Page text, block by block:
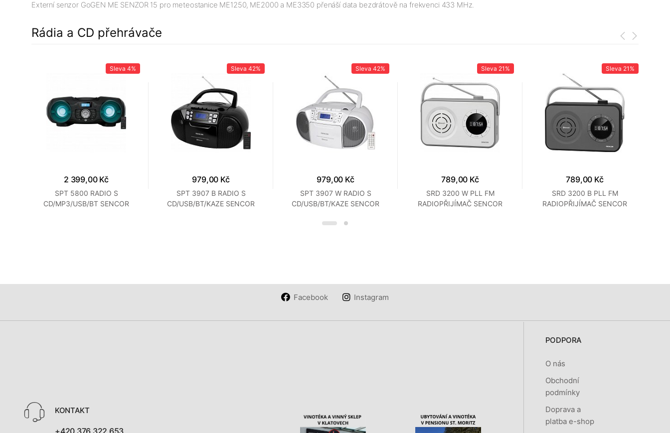
Externí senzor GoGEN ME SENZOR 15 pro meteostanice ME1250, ME2000 a ME3350 přenáší data bezdrátově na frekvenci 433 MHz.
Rádia a CD přehrávače
Sleva 4%
2 399,00 Kč
SPT 5800 RADIO S
CD/MP3/USB/BT SENCOR
Sleva 42%
979,00 Kč
SPT 3907 B RADIO S
CD/USB/BT/KAZE SENCOR
Sleva 42%
979,00 Kč
SPT 3907 W RADIO S
CD/USB/BT/KAZE SENCOR
Sleva 21%
789,00 Kč
SRD 3200 W PLL FM
RADIOPŘIJÍMAČ SENCOR
Sleva 21%
789,00 Kč
SRD 3200 B PLL FM
RADIOPŘIJÍMAČ SENCOR
Facebook Instagram
KONTAKT
+420 376 322 653
PODPORA
O nás
Obchodní
podmínky
Doprava a
platba e-shop